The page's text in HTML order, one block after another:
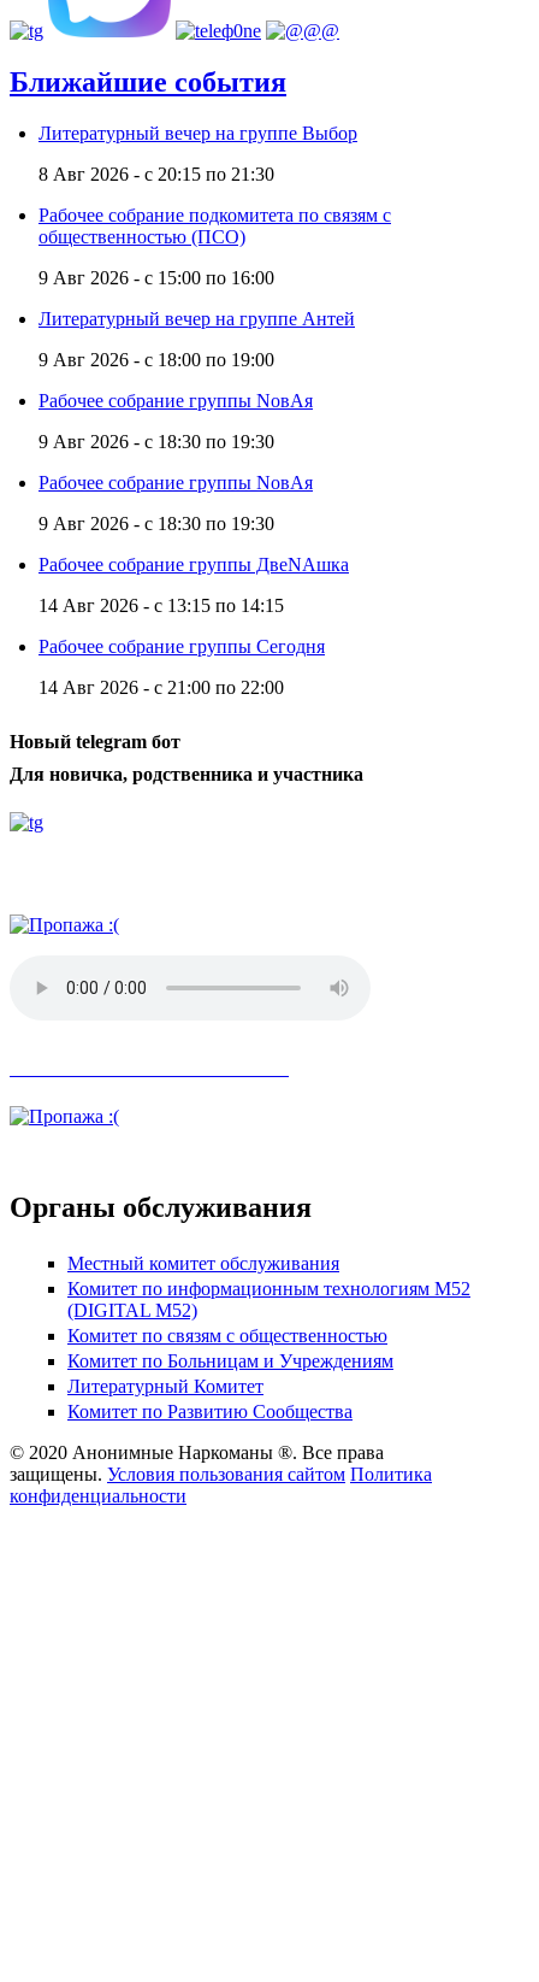
Ближайшие события
Литературный вечер на группе Выбор
8 Авг 2026 - с 20:15 по 21:30
Рабочее собрание подкомитета по связям с
общественностью (ПСО)
9 Авг 2026 - с 15:00 по 16:00
Литературный вечер на группе Антей
9 Авг 2026 - с 18:00 по 19:00
Рабочее собрание группы NовАя
9 Авг 2026 - с 18:30 по 19:30
Рабочее собрание группы NовАя
9 Авг 2026 - с 18:30 по 19:30
Рабочее собрание группы ДвеNAшка
14 Авг 2026 - с 13:15 по 14:15
Рабочее собрание группы Сегодня
14 Авг 2026 - с 21:00 по 22:00
Новый telegram бот
Для новичка, родственника и участника
Органы обслуживания
Местный комитет обслуживания
Комитет по информационным технологиям М52
(DIGITAL M52)
Комитет по связям с общественностью
Комитет по Больницам и Учреждениям
Литературный Комитет
Комитет по Развитию Сообщества
© 2020 Анонимные Наркоманы ®. Все права
защищены. Условия пользования сайтом Политика
конфиденциальности